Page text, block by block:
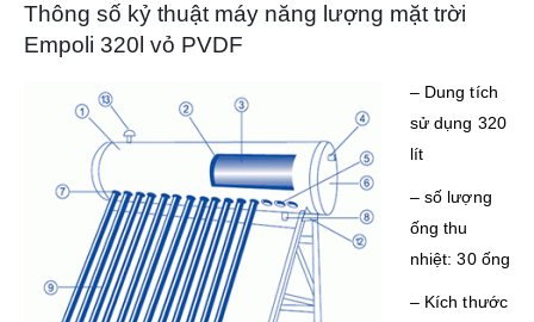
Thông số kỷ thuật máy năng lượng mặt trời
Empoli 320l vỏ PVDF
– Dung tích
sử dụng 320
lít
– số lượng
ống thu
nhiệt: 30 ống
– Kích thước